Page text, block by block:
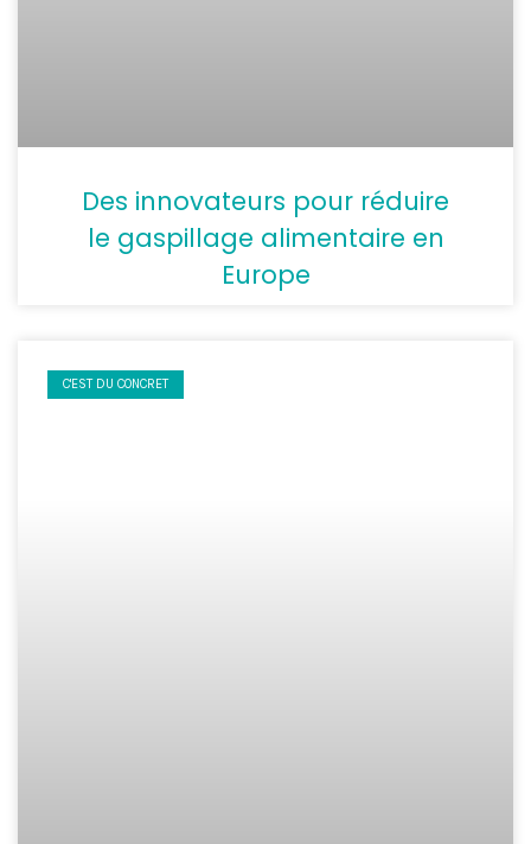
Des innovateurs pour réduire
le gaspillage alimentaire en
Europe
C'EST DU CONCRET